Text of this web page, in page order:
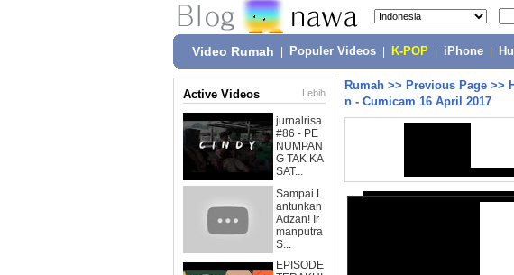
Video Rumah Populer Videos K-POP iPhone
Active Videos Lebih
jurnalrisa
#86 - PE
NUMPAN
G TAK KA
SAT...
Sampai L
antunkan
Adzan! Ir
manputra
S...
EPISODE
Rumah >> Previous Page >>
n - Cumicam 16 April 2017